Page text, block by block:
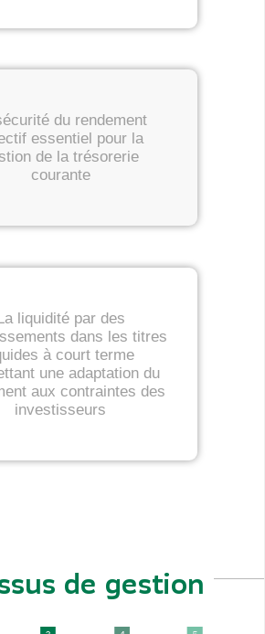
du rendement
essentiel pour la
de la trésorerie
courante
liquidité par des
dans les titres
à court terme
une adaptation du
aux contraintes des
investisseurs
de gestion